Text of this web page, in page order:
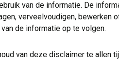
van de informatie. De
verveelvoudigen, bewerken
de informatie op te volgen.
van deze disclaimer te allen